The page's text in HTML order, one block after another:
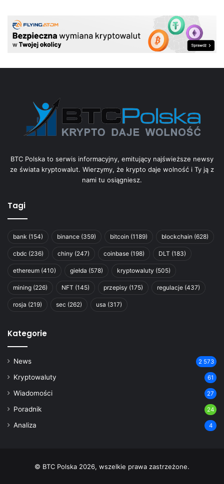
BTC Polska to serwis informacyjny, emitujący najświeższe newsy
ze świata kryptowalut. Wierzymy, że krypto daje wolność i Ty ją z
nami tu osiągniesz.
Tagi
bank (154) binance (359) bitcoin (1189) blockchain (628)
cbdc (236) chiny (247) coinbase (198) DLT (183)
ethereum (410) giełda (578) kryptowaluty (505)
mining (226) NFT (145) przepisy (175) regulacje (437)
rosja (219) sec (262) usa (317)
Kategorie
News 2 573
Kryptowaluty 61
Wiadomości 27
Poradnik 24
Analiza 4
© BTC Polska 2026, wszelkie prawa zastrzeżone.